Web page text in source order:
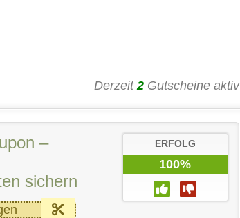
Derzeit2 Gutscheine aktiv
–
sichern
ERFOLG
100%